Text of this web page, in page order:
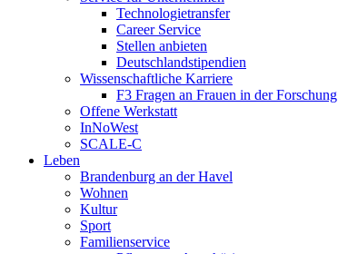
Technologietransfer
Career Service
Stellen anbieten
Deutschlandstipendien
Wissenschaftliche Karriere
F3 Fragen an Frauen in der Forschung
Offene Werkstatt
InNoWest
SCALE-C
Leben
Brandenburg an der Havel
Wohnen
Kultur
Sport
Familienservice